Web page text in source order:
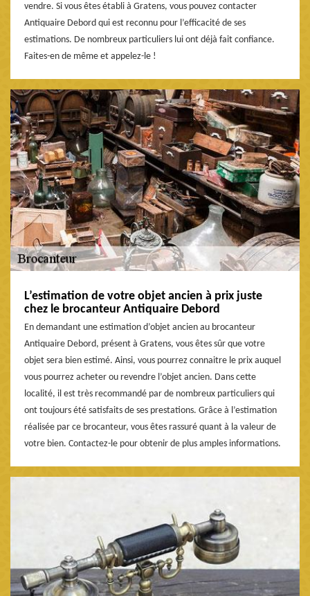
vendre. Si vous êtes établi à Gratens, vous pouvez contacter
Antiquaire Debord qui est reconnu pour l’efficacité de ses
estimations. De nombreux particuliers lui ont déjà fait confiance.
Faites-en de même et appelez-le !
L’estimation de votre objet ancien à prix juste
chez le brocanteur Antiquaire Debord
En demandant une estimation d’objet ancien au brocanteur
Antiquaire Debord, présent à Gratens, vous êtes sûr que votre
objet sera bien estimé. Ainsi, vous pourrez connaitre le prix auquel
vous pourrez acheter ou revendre l’objet ancien. Dans cette
localité, il est très recommandé par de nombreux particuliers qui
ont toujours été satisfaits de ses prestations. Grâce à l’estimation
réalisée par ce brocanteur, vous êtes rassuré quant à la valeur de
votre bien. Contactez-le pour obtenir de plus amples informations.